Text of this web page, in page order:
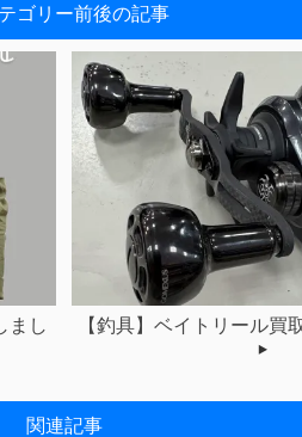
ゴリー前後の記事
まし
【釣具】ベイトリール買
関連記事